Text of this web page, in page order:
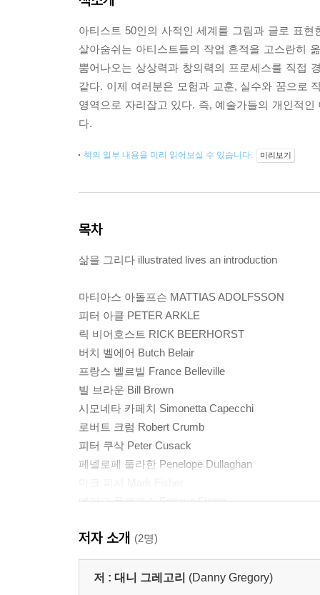
아티스트 50인의 사적인 세계를 그림과 글로 표
살아숨쉬는 아티스트들의 작업 흔적을 고스란히
뿜어나오는 상상력과 창의력의 프로세스를 직접
같다. 이제 여러분은 모험과 교훈, 실수와 꿈으로
영역으로 자리잡고 있다. 즉, 예술가들의 개인적
다.
책의 일부 내용을 미리 읽어보실 수 있습니다. 미리보기
목차
삶을 그리다 illustrated lives an introduction
마티아스 아돌프슨 MATTIAS ADOLFSSON
피터 아클 PETER ARKLE
릭 비어호스트 RICK BEERHORST
버치 벨에어 Butch Belair
프랑스 벨르빌 France Belleville
빌 브라운 Bill Brown
시모네타 카페치 Simonetta Capecchi
로버트 크럼 Robert Crumb
피터 쿠삭 Peter Cusack
페넬로페 둘라한 Penelope Dullaghan
엔리크 플로레스 Enrique Flores
배리 고트 Barry Gott
시머스 헤퍼낸 Seamus Heffernan
커트 할로몬 Kurt Hollomon
저자 소개 (2명)
저 : 대니 그레고리 (Danny Gregory)